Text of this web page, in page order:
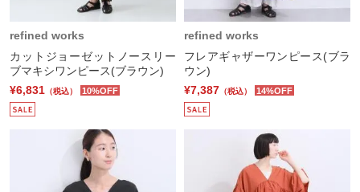
refined works
カットジョーゼットノースリー
ブマキシワンピース(ブラウン)
¥6,831 （税込） 10%OFF
refined works
フレアギャザーワンピース(ブラ
ウン)
¥7,387 （税込） 14%OFF